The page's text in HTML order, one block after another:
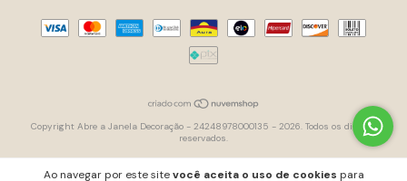
Ao navegar por este sitevocê aceita o uso de cookies para
Copyright Abre a Janela Decoração - 24248978000135 - 2026. Todos os direitos
reservados.